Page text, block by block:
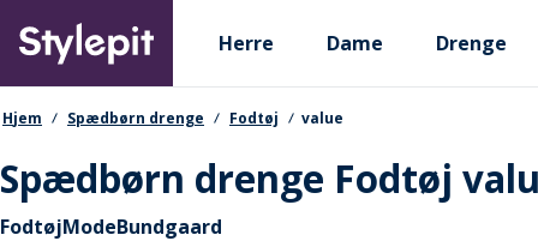
main
content
Primary departments
Herre Dame Drenge
navigationssti
Hjem Spædbørn drenge Fodtøj value
Spædbørn drenge Fodtøj
Hurtige links
FodtøjModeBundgaard